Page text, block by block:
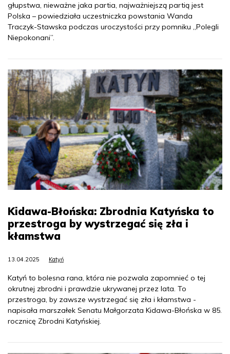
głupstwa, nieważne jaka partia, najważniejszą partią jest
Polska – powiedziała uczestniczka powstania Wanda
Traczyk-Stawska podczas uroczystości przy pomniku „Polegli
Niepokonani”.
Kidawa-Błońska: Zbrodnia Katyńska to
przestroga by wystrzegać się zła i
kłamstwa
13.04.2025 Katyń
Katyń to bolesna rana, która nie pozwala zapomnieć o tej
okrutnej zbrodni i prawdzie ukrywanej przez lata. To
przestroga, by zawsze wystrzegać się zła i kłamstwa -
napisała marszałek Senatu Małgorzata Kidawa-Błońska w 85.
rocznicę Zbrodni Katyńskiej.